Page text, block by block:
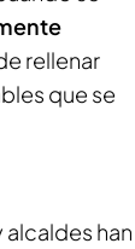
rellenar
que se
han